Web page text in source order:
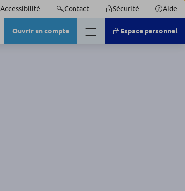
Accessibilité Contact Sécurité Aide
Ouvrir un compte Espace personnel